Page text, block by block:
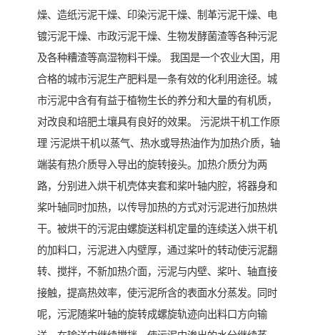
燥、造纸污泥干燥、印染污泥干燥、制革污泥干燥、电
镀污泥干燥、市政污泥干燥、生物发酵菌渣等各种污泥
及各种糟渣等高湿物料干燥。 我国是一个农业大国，用
合格的城市污泥生产肥料是一条有效的化利用途径。城
市污泥中含有有益于植物生长的养分和大量的有机质，
对改良和培肥土壤具有良好的效果。 污泥烘干机工作原
理 污泥烘干机以蒸气、热水或导热油作为加热介质，轴
端装有热介质导入导出的旋转接头。加热介质分为两
路，分别进入烘干机壳体夹套和桨叶轴内腔，将器身和
桨叶轴同时加热，以传导加热的方式对污泥进行加热烘
干。被烘干的污泥由螺旋送料机定量的连续送入烘干机
的加料口，污泥进入内壁厚，通过桨叶的转动使污泥翻
转、搅拌，不新加热介面，污泥与内壁、桨叶、轴直接
接触，提高热效率，使污泥所含的表面水分蒸发。同时
呢，污泥随桨叶轴的旋转成螺旋轨迹向出料口方向输